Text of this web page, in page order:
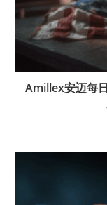
Amillex安迈每